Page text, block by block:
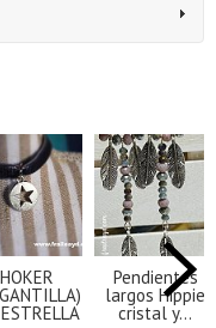
Pendientes
largos Hippie
cristal y...